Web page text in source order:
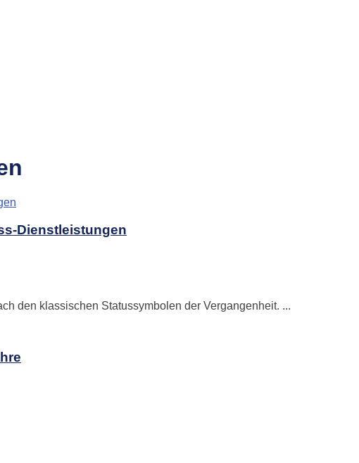
Dienstleistungen
den klassischen Statussymbolen der Vergangenheit. ...